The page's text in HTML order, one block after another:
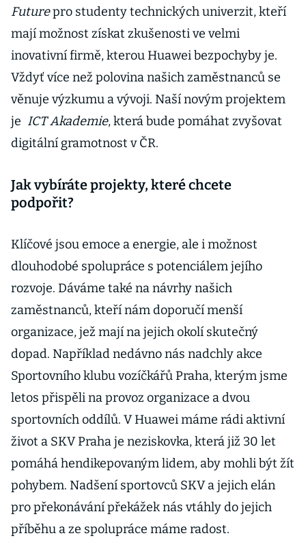
Futurepro studenty technických univerzit, kteří
mají možnost získat zkušenosti ve velmi
inovativní firmě, kterou Huawei bezpochyby je.
Vždyť více než polovina našich zaměstnanců se
věnuje výzkumu a vývoji. Naší novým projektem
je ICT Akademie, která bude pomáhat zvyšovat
digitální gramotnost v ČR.
Jak vybíráte projekty, které chcete
podpořit?
Klíčové jsou emoce a energie, ale i možnost
dlouhodobé spolupráce s potenciálem jejího
rozvoje. Dáváme také na návrhy našich
zaměstnanců, kteří nám doporučí menší
organizace, jež mají na jejich okolí skutečný
dopad. Například nedávno nás nadchly akce
Sportovního klubu vozíčkářů Praha, kterým jsme
letos přispěli na provoz organizace a dvou
sportovních oddílů. V Huawei máme rádi aktivní
život a SKV Praha je neziskovka, která již 30 let
pomáhá hendikepovaným lidem, aby mohli být žít
pohybem. Nadšení sportovců SKV a jejich elán
pro překonávání překážek nás vtáhly do jejich
příběhu a ze spolupráce máme radost.